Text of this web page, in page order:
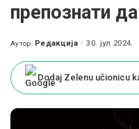
препознати
Posted
Аутор: Редакција 30. јул 2024.
Dodaj Zelenu učionicu